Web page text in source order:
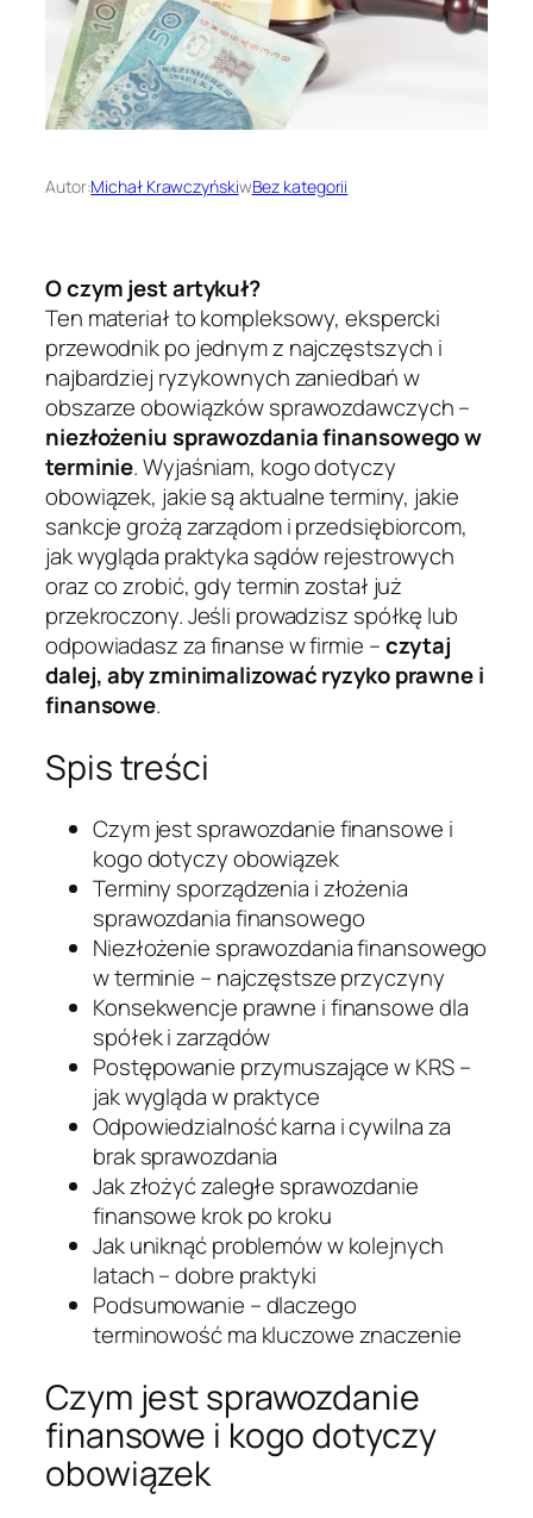
Autor:Michał KrawczyńskiwBez kategorii
O czym jest artykuł?
Ten materiał to kompleksowy, ekspercki
przewodnik po jednym z najczęstszych i
najbardziej ryzykownych zaniedbań w
obszarze obowiązków sprawozdawczych –
niezłożeniu sprawozdania finansowego w
terminie. Wyjaśniam, kogo dotyczy
obowiązek, jakie są aktualne terminy, jakie
sankcje grożą zarządom i przedsiębiorcom,
jak wygląda praktyka sądów rejestrowych
oraz co zrobić, gdy termin został już
przekroczony. Jeśli prowadzisz spółkę lub
odpowiadasz za finanse w firmie –czytaj
dalej, aby zminimalizować ryzyko prawne i
finansowe.
Spis treści
Czym jest sprawozdanie finansowe i
kogo dotyczy obowiązek
Terminy sporządzenia i złożenia
sprawozdania finansowego
Niezłożenie sprawozdania finansowego
w terminie – najczęstsze przyczyny
Konsekwencje prawne i finansowe dla
spółek i zarządów
Postępowanie przymuszające w KRS –
jak wygląda w praktyce
Odpowiedzialność karna i cywilna za
brak sprawozdania
Jak złożyć zaległe sprawozdanie
finansowe krok po kroku
Jak uniknąć problemów w kolejnych
latach – dobre praktyki
Podsumowanie – dlaczego
terminowość ma kluczowe znaczenie
Czym jest sprawozdanie
finansowe i kogo dotyczy
obowiązek